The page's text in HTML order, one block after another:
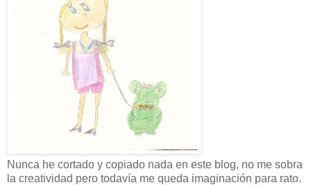
Nunca he cortado y copiado nada en este blog, no me sobra
la creatividad pero todavía me queda imaginación para rato.